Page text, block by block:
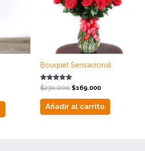
Bouquet Sensacional
Valorado
con
4.83
de 5
$230.000 $169.000
Añadir al carrito